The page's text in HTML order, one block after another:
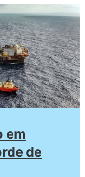
em
de